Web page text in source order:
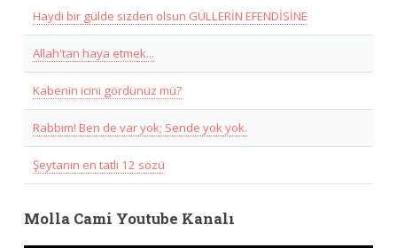
Haydi bir gülde sizden olsun GÜLLERİN EFENDİSİNE
Allah'tan haya etmek...
Kabenin icini gördünüz mü?
Rabbim! Ben de var yok; Sende yok yok.
Şeytanın en tatlı 12 sözü
Molla Cami Youtube Kanalı